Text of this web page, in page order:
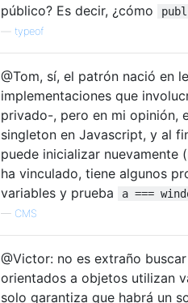
público? Es decir, ¿cómo
typeof
@Tom, sí, el patrón nació en
implementaciones que
privado-, pero en mi opinión,
singleton en Javascript, y al
puede inicializar
ha vinculado, tiene algunos
variables y prueba
a ===
— CMS
@Victor: no es extraño
orientados a objetos utilizan
solo garantiza que habrá un